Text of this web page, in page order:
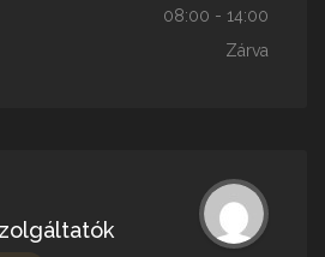
08:00 - 14:00
Zárva